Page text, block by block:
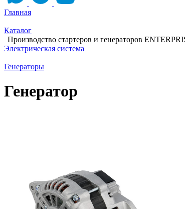
Главная
Каталог
Производство стартеров и генераторов
Электрическая система
Генераторы
Генератор